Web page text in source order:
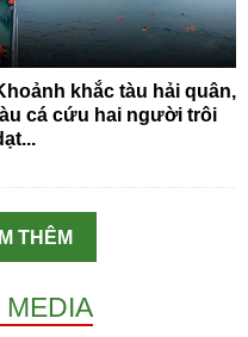
khắc tàu hải quân,
cá cứu hai người trôi
THÊM